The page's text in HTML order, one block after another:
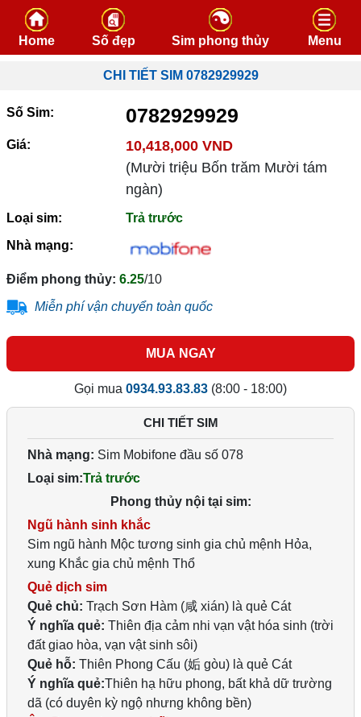
Skip to content
Home Số đẹp Sim phong thủy Menu
CHI TIẾT SIM 0782929929
Số Sim: 0782929929
Giá:
10,418,000 VND
(Mười triệu Bốn trăm Mười tám
ngàn)
Loại sim:
Trả trước
Nhà mạng:
Điểm phong thủy: 6.25/10
Miễn phí vận chuyển toàn quốc
MUA NGAY
Gọi mua 0934.93.83.83 (8:00 - 18:00)
CHI TIẾT SIM
Nhà mạng: Sim Mobifone đầu số 078
Loại sim:Trả trước
Phong thủy nội tại sim:
Ngũ hành sinh khắc
Sim ngũ hành Mộc tương sinh gia chủ mệnh Hỏa,
xung Khắc gia chủ mệnh Thổ
Quẻ dịch sim
Quẻ chủ: Trạch Sơn Hàm (咸 xián) là quẻ Cát
Ý nghĩa quẻ: Thiên địa cảm nhi vạn vật hóa sinh (trời
đất giao hòa, vạn vật sinh sôi)
Quẻ hỗ: Thiên Phong Cấu (姤 gòu) là quẻ Cát
Ý nghĩa quẻ:Thiên hạ hữu phong, bất khả dữ trường
dã (có duyên kỳ ngộ nhưng không bền)